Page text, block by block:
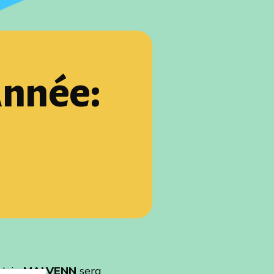
trioMALVENN sera